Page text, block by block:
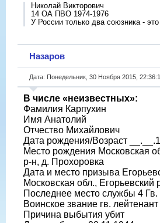
Николай Викторович
14 ОА ПВО 1974-1976
У России только два союзника -
Назаров
Дата: Понедельник, 30 Ноября 2015,
В числе «неизвестных»:
Фамилия Карпухин
Имя Анатолий
Отчество Михайлович
Дата рождения/Возраст
Место рождения Московская
р-н, д. Прохоровка
Дата и место призыва
Московская обл., Егорьевский
Последнее место службы 4
Воинское звание гв.
Причина выбытия убит